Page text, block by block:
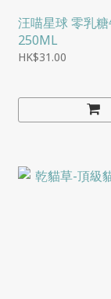
汪喵星球 零乳
250ML
HK$31.00